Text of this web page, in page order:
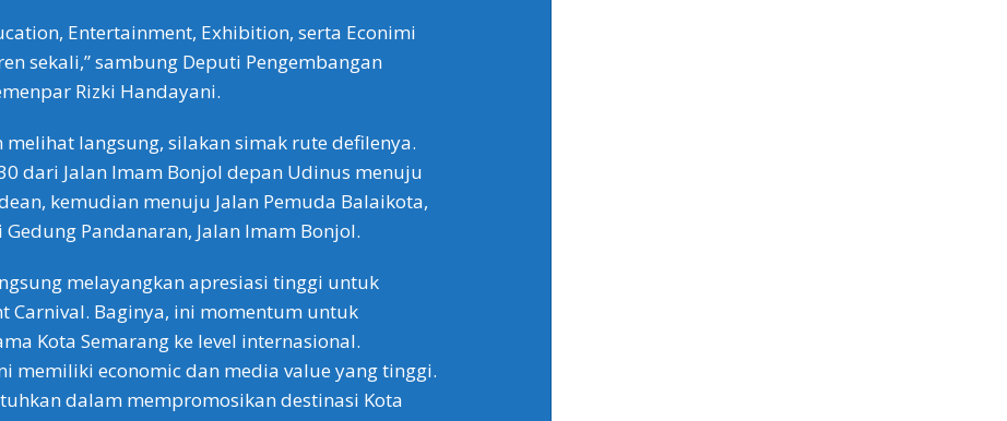
Entertainment, Exhibition, serta Econimi
sekali,” sambung Deputi Pengembangan
Rizki Handayani.
melihat langsung, silakan simak rute defilenya.
dari Jalan Imam Bonjol depan Udinus menuju
kemudian menuju Jalan Pemuda Balaikota,
Pandanaran, Jalan Imam Bonjol.
melayangkan apresiasi tinggi untuk
Carnival. Baginya, ini momentum untuk
Kota Semarang ke level internasional.
memiliki economic dan media value yang tinggi.
dalam mempromosikan destinasi Kota